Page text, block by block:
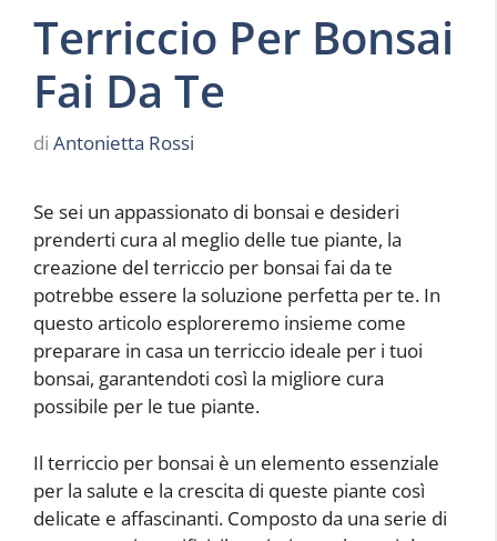
Terriccio Per Bonsai
Fai Da Te
di Antonietta Rossi
Se sei un appassionato di bonsai e desideri
prenderti cura al meglio delle tue piante, la
creazione del terriccio per bonsai fai da te
potrebbe essere la soluzione perfetta per te. In
questo articolo esploreremo insieme come
preparare in casa un terriccio ideale per i tuoi
bonsai, garantendoti così la migliore cura
possibile per le tue piante.
Il terriccio per bonsai è un elemento essenziale
per la salute e la crescita di queste piante così
delicate e affascinanti. Composto da una serie di